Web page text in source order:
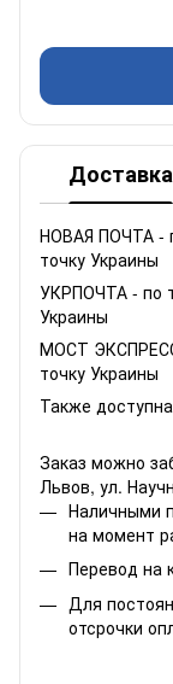
Доставка
НОВАЯ ПОЧТА -
точку Украины
УКРПОЧТА - по
Украины
МОСТ
точку Украины
Также
Заказ можно
Львов, ул.
Наличными
на момент
Перевод на
Для
отсрочки